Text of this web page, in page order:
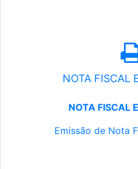
NOTA FISCAL
NOTA FISCAL
Emissão de Nota